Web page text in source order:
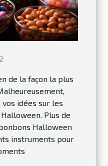
de la façon la plus
idées sur les
Plus de
Halloween
instruments pour